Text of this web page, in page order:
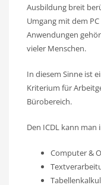
Ausbildung breit
Umgang mit dem
Anwendungen
vieler Menschen.
In diesem Sinne ist
Kriterium für
Bürobereich.
Den ICDL kann
Computer &